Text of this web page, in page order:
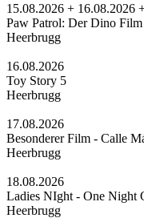
15.08.2026 + 16.08.2026
Paw Patrol: Der Dino Film
Heerbrugg
16.08.2026
Toy Story 5
Heerbrugg
17.08.2026
Besonderer Film - Calle
Heerbrugg
18.08.2026
Ladies NIght - One Night
Heerbrugg